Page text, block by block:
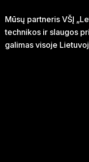
Mūsų partneris VŠĮ
technikos ir slaugos
galimas visoje